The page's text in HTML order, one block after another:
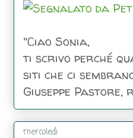
"Ciao Sonia,
ti scrivo perché
siti che ci
Giuseppe Pastore,
mercoledì